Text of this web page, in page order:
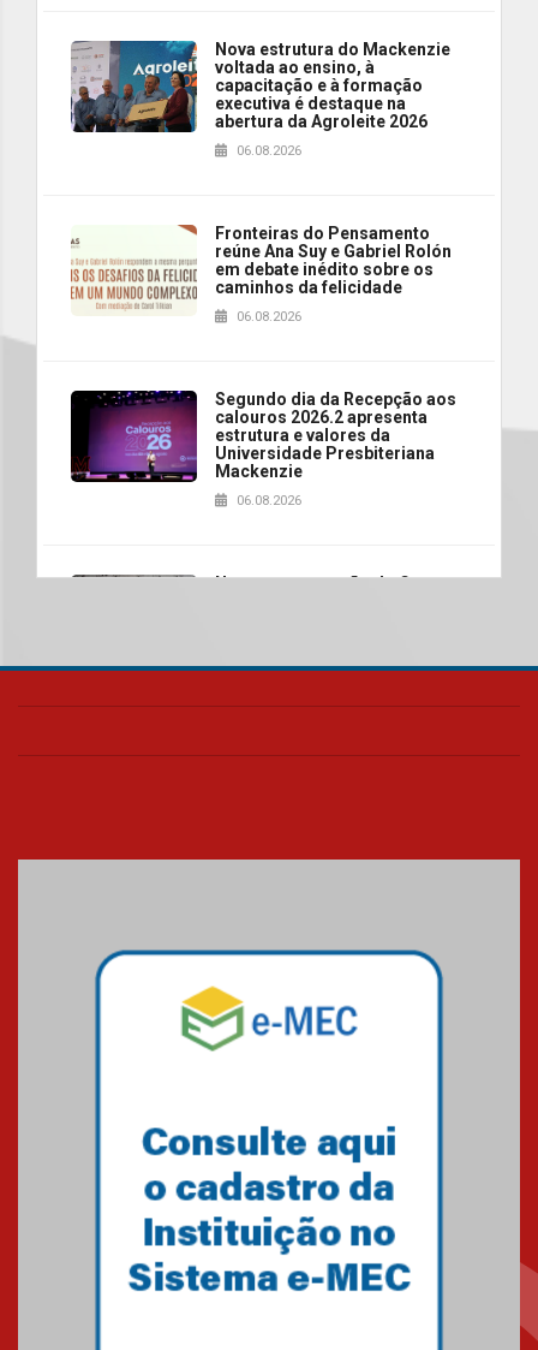
Nova estrutura do Mackenzie
voltada ao ensino, à
capacitação e à formação
executiva é destaque na
abertura da Agroleite 2026
06.08.2026
Fronteiras do Pensamento
reúne Ana Suy e Gabriel Rolón
em debate inédito sobre os
caminhos da felicidade
06.08.2026
Segundo dia da Recepção aos
calouros 2026.2 apresenta
estrutura e valores da
Universidade Presbiteriana
Mackenzie
06.08.2026
Nova apresentação do Centro
realizará nova edição da Feira
04.08.2026
Mackenzie recepciona os
calouros do segundo semestre
Como o Colégio Mackenzie
Brasília prepara seus
estudantes para o PAS antes
mesmo do Ensino Médio